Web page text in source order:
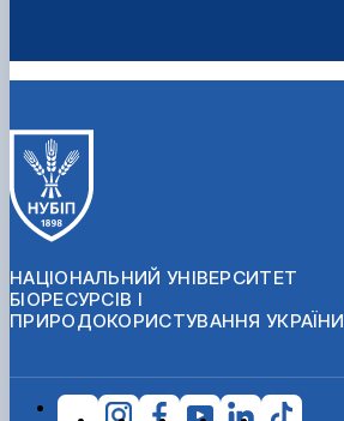
НАЦІОНАЛЬНИЙ УНІВЕРСИТЕТ
БІОРЕСУРСІВ І
ПРИРОДОКОРИСТУВАННЯ УКРАЇНИ